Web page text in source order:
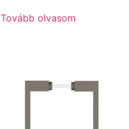
Tovább olvasom